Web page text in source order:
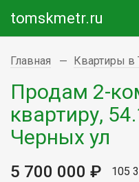
tomskmetr.ru
Главная Квартиры в
Продам 2-
квартиру,
Черных ул
5 700 000 ₽
105